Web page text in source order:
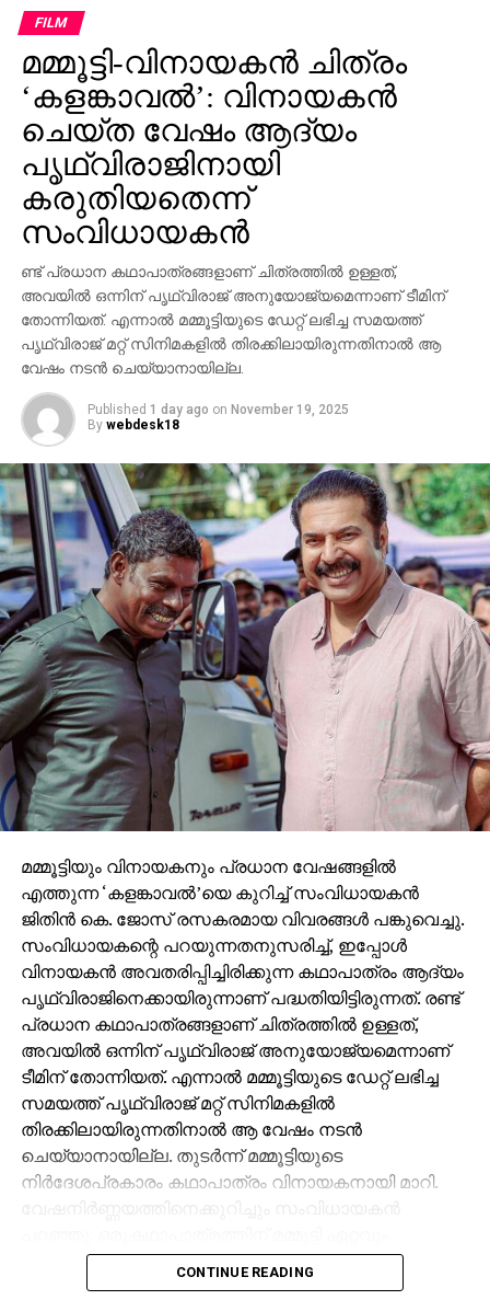
വൃണപ്പെടുത്തി എന്നാരോപിച്ച് പരാതി ലഭിച്ചിട്ടുണ്ട്.
ഇതുവരെ കേസായി രജിസ്റ്റര്‍ ചെയ്തിട്ടില്ല.
സംഭവത്തിന്റെ നിജസ്ഥിതി പരിശോധിച്ചു വരുന്നു’ എന്ന്
വാരണസി പൊലീസിന്റെ വക്താവ് അറിയിച്ചു. ചടങ്ങില്‍
പ്രധാന താരങ്ങള്‍ ആയിരുന്ന മഹേഷ് ബാബു,
പൃഥ്വിരാജ് സുകുമാരന്‍, പ്രിയങ്ക ചോപ്ര എന്നിവരുടെ
സാന്നിധ്യം ഇവന്റിനെ ദേശീയ തലത്തില്‍ തന്നെ
ശ്രദ്ധേയമാക്കി. ചിത്രത്തില്‍ പ്രിയങ്ക ചോപ്ര
മന്ദാകിനിയായി, പൃഥ്വിരാജ് സുകുമാരന്‍ കുംബയായി
പ്രത്യക്ഷപ്പെടും. 2027ലെ സങ്ക്രാന്തി റിലീസിനായി
‘വാരണസി’ ഒരുക്കപ്പെടുന്നുണ്ട്. എന്നാല്‍
ചിത്രത്തെക്കാള്‍ വലിയ ചര്‍ച്ചയാകുന്നത്
സംവിധായകന്റെ പ്രസ്താവനയും അതിനുശേഷം
ഉയര്‍ന്ന പ്രതിഷേധങ്ങളുമാണ്.
FILM
മമ്മൂട്ടി-വിനായകന്‍ ചിത്രം
‘കളങ്കാവല്‍’: വിനായകന്‍
ചെയ്ത വേഷം ആദ്യം
പൃഥ്വിരാജിനായി
കരുതിയതെന്ന്
സംവിധായകന്‍
ണ്ട് പ്രധാന കഥാപാത്രങ്ങളാണ് ചിത്രത്തില്‍ ഉള്ളത്,
അവയില്‍ ഒന്നിന് പൃഥ്വിരാജ് അനുയോജ്യമെന്നാണ് ടീമിന്
തോന്നിയത്. എന്നാല്‍ മമ്മൂട്ടിയുടെ ഡേറ്റ് ലഭിച്ച സമയത്ത്
പൃഥ്വിരാജ് മറ്റ് സിനിമകളില്‍ തിരക്കിലായിരുന്നതിനാല്‍ ആ
വേഷം നടന്‍ ചെയ്യാനായില്ല.
Published 1 day ago on November 19, 2025
By webdesk18
മമ്മൂട്ടിയും വിനായകനും പ്രധാന വേഷങ്ങളില്‍
എത്തുന്ന ‘കളങ്കാവല്‍’യെ കുറിച്ച് സംവിധായകന്‍
ജിതിന്‍ കെ. ജോസ് രസകരമായ വിവരങ്ങള്‍ പങ്കുവെച്ചു.
സംവിധായകന്റെ പറയുന്നതനുസരിച്ച്, ഇപ്പോള്‍
വിനായകന്‍ അവതരിപ്പിച്ചിരിക്കുന്ന കഥാപാത്രം ആദ്യം
പൃഥ്വിരാജിനെക്കായിരുന്നാണ് പദ്ധതിയിട്ടിരുന്നത്. രണ്ട്
പ്രധാന കഥാപാത്രങ്ങളാണ് ചിത്രത്തില്‍ ഉള്ളത്,
അവയില്‍ ഒന്നിന് പൃഥ്വിരാജ് അനുയോജ്യമെന്നാണ്
ടീമിന് തോന്നിയത്. എന്നാല്‍ മമ്മൂട്ടിയുടെ ഡേറ്റ് ലഭിച്ച
സമയത്ത് പൃഥ്വിരാജ് മറ്റ് സിനിമകളില്‍
തിരക്കിലായിരുന്നതിനാല്‍ ആ വേഷം നടന്‍
ചെയ്യാനായില്ല. തുടര്‍ന്ന് മമ്മൂട്ടിയുടെ
നിര്‍ദേശപ്രകാരം കഥാപാത്രം വിനായകനായി മാറി.
അനുയോജ്യനാണെന്ന് തോന്നിയതിനാല്‍
എക്‌സിക്യൂട്ടീവ് പ്രൊഡ്യൂസര്‍ വിവേക് ദാമോദരന്‍
CONTINUE READING